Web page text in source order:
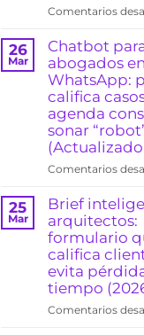
Comentarios
26
Mar
Chatbot
abogados en
WhatsApp:
califica
agenda
sonar
(Actualizado
Comentarios
25
Mar
Brief
arquitectos:
formulario
califica
evita
tiempo
Comentarios